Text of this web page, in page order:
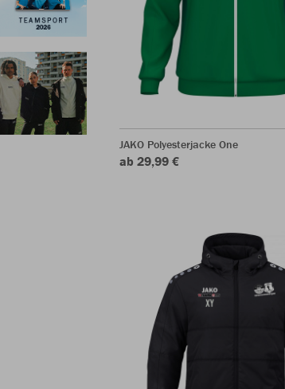
JAKO Polyesterjacke One
ab 29,99 €